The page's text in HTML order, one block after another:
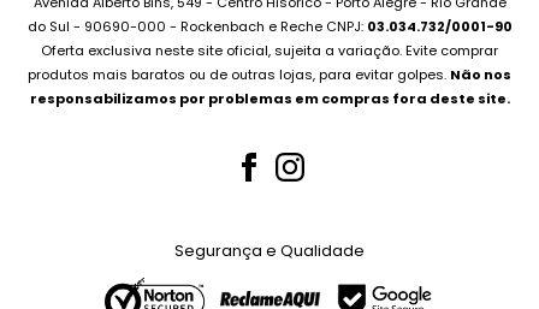
Compramos seu Notebook
Bateria Notebook
Fonte Notebook
Whatsapp (51) 99227-3667
Para Empresas
do Sul - 90690-000 - Rockenbach e Reche CNPJ: 03.034.732/0001-90
Oferta exclusiva neste site oficial, sujeita a variação. Evite comprar
produtos mais baratos ou de outras lojas, para evitar golpes. Não nos
responsabilizamos por problemas em compras fora deste site.
Segurança e Qualidade